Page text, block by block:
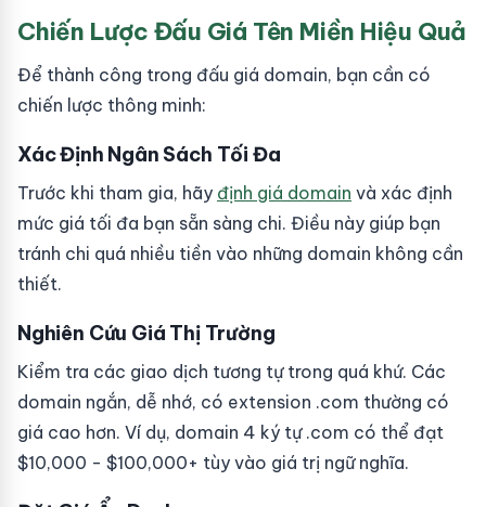
Chiến Lược Đấu Giá Tên Miền Hiệu Quả
Để thành công trong đấu giá domain, bạn cần có
chiến lược thông minh:
Xác Định Ngân Sách Tối Đa
Trước khi tham gia, hãy định giá domain và xác định
mức giá tối đa bạn sẵn sàng chi. Điều này giúp bạn
tránh chi quá nhiều tiền vào những domain không cần
thiết.
Nghiên Cứu Giá Thị Trường
Kiểm tra các giao dịch tương tự trong quá khứ. Các
domain ngắn, dễ nhớ, có extension .com thường có
giá cao hơn. Ví dụ, domain 4 ký tự .com có thể đạt
$10,000 - $100,000+ tùy vào giá trị ngữ nghĩa.